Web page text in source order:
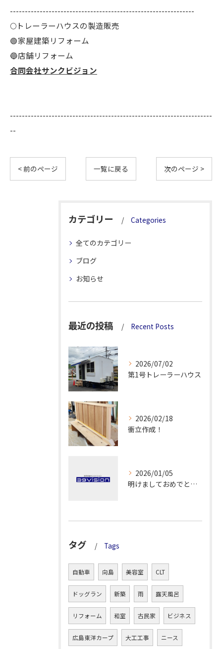
--------------------------------------------------------------
🌕️トレーラーハウスの製造販売
🟢家屋建築リフォーム
🔵店舗リフォーム
合同会社サンクビジョン
--------------------------------------------------------------------
--
< 前のページ 一覧に戻る 次のページ >
カテゴリー Categories
全てのカテゴリー
ブログ
お知らせ
最近の投稿 Recent Posts
2026/07/02
第1号トレーラーハウス
2026/02/18
衝立作成！
2026/01/05
明けましておめでとうございます！
タグ Tags
自動車 向島 美容室 CLT
ドッグラン 新築 雨 露天風呂
リフォーム 和室 古民家 ビジネス
広島東洋カープ 大工工事 ニース